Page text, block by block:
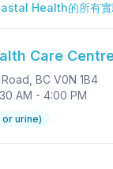
Health的所有
Care
, BC V0N 1B4
AM - 4:00 PM
urine)